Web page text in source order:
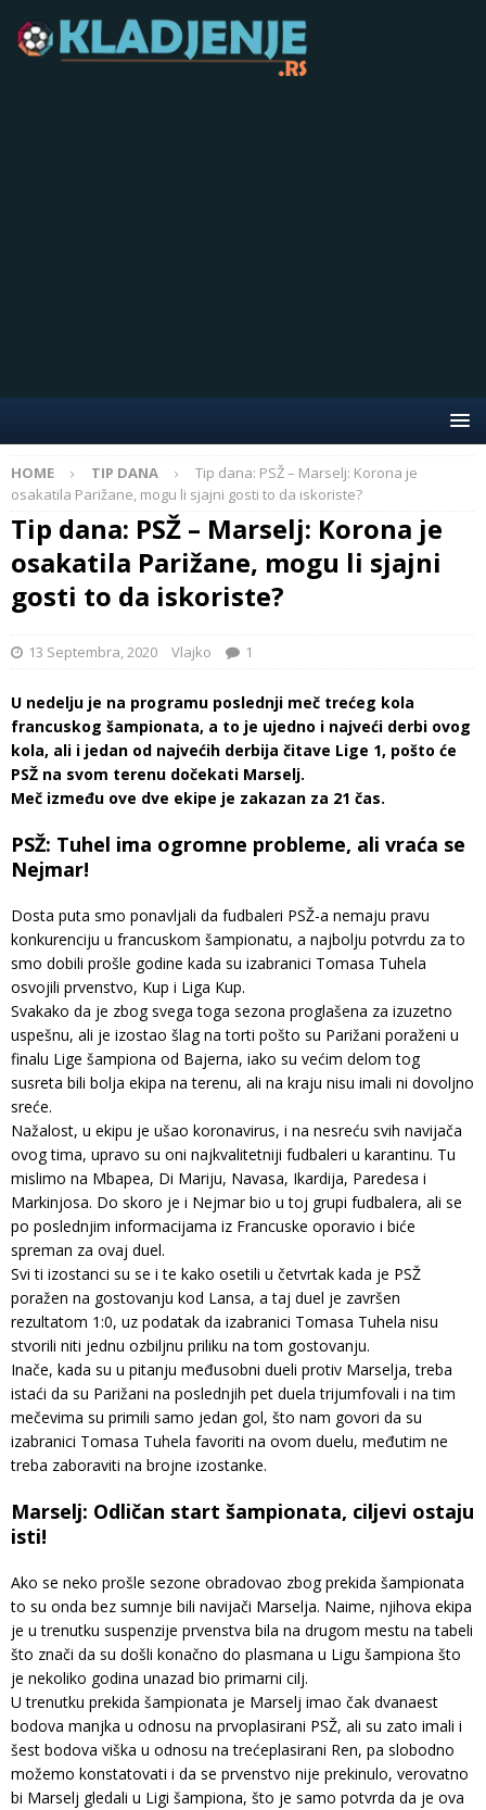
HOME TIP DANA
Tip dana: PSŽ – Marselj: Korona je
osakatila Parižane, mogu li sjajni gosti to da iskoriste?
Tip dana: PSŽ – Marselj: Korona je
osakatila Parižane, mogu li sjajni
gosti to da iskoriste?
13 Septembra, 2020 Vlajko 1
U nedelju je na programu poslednji meč trećeg kola
francuskog šampionata, a to je ujedno i najveći derbi ovog
kola, ali i jedan od najvećih derbija čitave Lige 1, pošto će
PSŽ na svom terenu dočekati Marselj.
Meč između ove dve ekipe je zakazan za 21 čas.
PSŽ: Tuhel ima ogromne probleme, ali vraća se
Nejmar!
Dosta puta smo ponavljali da fudbaleri PSŽ-a nemaju pravu
konkurenciju u francuskom šampionatu, a najbolju potvrdu za to
smo dobili prošle godine kada su izabranici Tomasa Tuhela
osvojili prvenstvo, Kup i Liga Kup.
Svakako da je zbog svega toga sezona proglašena za izuzetno
uspešnu, ali je izostao šlag na torti pošto su Parižani poraženi u
finalu Lige šampiona od Bajerna, iako su većim delom tog
susreta bili bolja ekipa na terenu, ali na kraju nisu imali ni dovoljno
sreće.
Nažalost, u ekipu je ušao koronavirus, i na nesreću svih navijača
ovog tima, upravo su oni najkvalitetniji fudbaleri u karantinu. Tu
mislimo na Mbapea, Di Mariju, Navasa, Ikardija, Paredesa i
Markinjosa. Do skoro je i Nejmar bio u toj grupi fudbalera, ali se
po poslednjim informacijama iz Francuske oporavio i biće
spreman za ovaj duel.
Svi ti izostanci su se i te kako osetili u četvrtak kada je PSŽ
poražen na gostovanju kod Lansa, a taj duel je završen
rezultatom 1:0, uz podatak da izabranici Tomasa Tuhela nisu
stvorili niti jednu ozbiljnu priliku na tom gostovanju.
Inače, kada su u pitanju međusobni dueli protiv Marselja, treba
istaći da su Parižani na poslednjih pet duela trijumfovali i na tim
mečevima su primili samo jedan gol, što nam govori da su
izabranici Tomasa Tuhela favoriti na ovom duelu, međutim ne
treba zaboraviti na brojne izostanke.
Marselj: Odličan start šampionata, ciljevi ostaju
isti!
Ako se neko prošle sezone obradovao zbog prekida šampionata
to su onda bez sumnje bili navijači Marselja. Naime, njihova ekipa
je u trenutku suspenzije prvenstva bila na drugom mestu na tabeli
što znači da su došli konačno do plasmana u Ligu šampiona što
je nekoliko godina unazad bio primarni cilj.
U trenutku prekida šampionata je Marselj imao čak dvanaest
bodova manjka u odnosu na prvoplasirani PSŽ, ali su zato imali i
šest bodova viška u odnosu na trećeplasirani Ren, pa slobodno
možemo konstatovati i da se prvenstvo nije prekinulo, verovatno
bi Marselj gledali u Ligi šampiona, što je samo potvrda da je ova